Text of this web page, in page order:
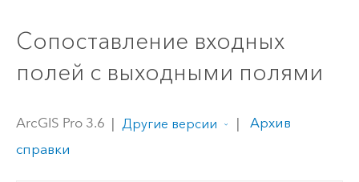
Сопоставление входных
полей с выходными полями
ArcGIS Pro 3.6 | Другие версии |
Архив
справки